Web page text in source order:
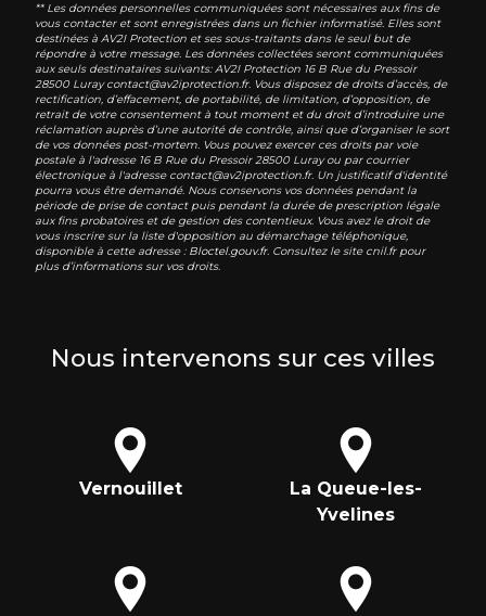
** Les données personnelles communiquées sont nécessaires aux fins de
vous contacter et sont enregistrées dans un fichier informatisé. Elles sont
destinées à AV2I Protection et ses sous-traitants dans le seul but de
répondre à votre message. Les données collectées seront communiquées
aux seuls destinataires suivants: AV2I Protection 16 B Rue du Pressoir
28500 Luray contact@av2iprotection.fr. Vous disposez de droits d’accès, de
rectification, d’effacement, de portabilité, de limitation, d’opposition, de
retrait de votre consentement à tout moment et du droit d’introduire une
réclamation auprès d’une autorité de contrôle, ainsi que d’organiser le sort
de vos données post-mortem. Vous pouvez exercer ces droits par voie
postale à l'adresse 16 B Rue du Pressoir 28500 Luray ou par courrier
électronique à l'adresse contact@av2iprotection.fr. Un justificatif d'identité
pourra vous être demandé. Nous conservons vos données pendant la
période de prise de contact puis pendant la durée de prescription légale
aux fins probatoires et de gestion des contentieux. Vous avez le droit de
vous inscrire sur la liste d'opposition au démarchage téléphonique,
disponible à cette adresse : Bloctel.gouv.fr. Consultez le site cnil.fr pour
plus d’informations sur vos droits.
Nous intervenons sur ces villes
Vernouillet
La Queue-les-
Yvelines